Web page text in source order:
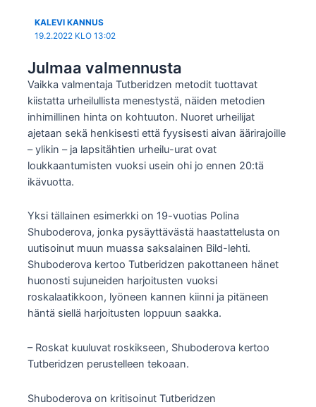
KALEVI KANNUS
19.2.2022 KLO 13:02
Julmaa valmennusta
Vaikka valmentaja Tutberidzen metodit tuottavat
kiistatta urheilullista menestystä, näiden metodien
inhimillinen hinta on kohtuuton. Nuoret urheilijat
ajetaan sekä henkisesti että fyysisesti aivan äärirajoille
– ylikin – ja lapsitähtien urheilu-urat ovat
loukkaantumisten vuoksi usein ohi jo ennen 20:tä
ikävuotta.
Yksi tällainen esimerkki on 19-vuotias Polina
Shuboderova, jonka pysäyttävästä haastattelusta on
uutisoinut muun muassa saksalainen Bild-lehti.
Shuboderova kertoo Tutberidzen pakottaneen hänet
huonosti sujuneiden harjoitusten vuoksi
roskalaatikkoon, lyöneen kannen kiinni ja pitäneen
häntä siellä harjoitusten loppuun saakka.
– Roskat kuuluvat roskikseen, Shuboderova kertoo
Tutberidzen perustelleen tekoaan.
Shuboderova on kritisoinut Tutberidzen